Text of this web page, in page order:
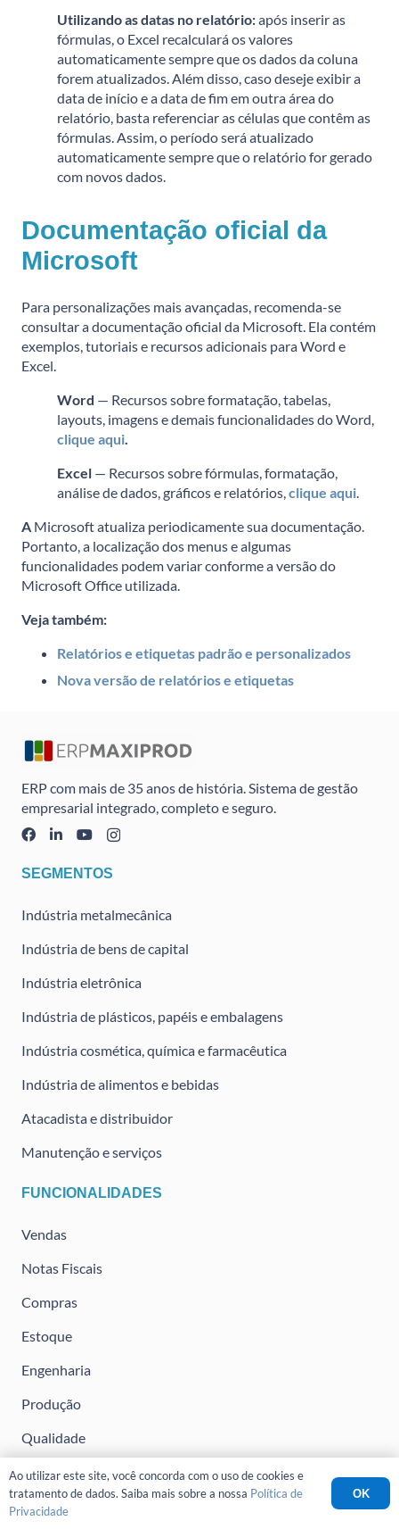
Utilizando as datas no relatório:após inserir as
fórmulas, o Excel recalculará os valores
automaticamente sempre que os dados da coluna
forem atualizados.Além disso, caso deseje exibir a
data de início e a data de fim em outra área do
relatório, basta referenciar as células que contêm as
fórmulas. Assim, o período será atualizado
automaticamente sempre que o relatório for gerado
com novos dados.
Documentação oficial da
Microsoft
Para personalizações mais avançadas, recomenda-se
consultar a documentação oficial da Microsoft. Ela contém
exemplos, tutoriais e recursos adicionais para Word e
Excel.
Word — Recursos sobre formatação, tabelas,
layouts, imagens e demais funcionalidades do Word,
clique aqui.
Excel — Recursos sobre fórmulas, formatação,
análise de dados, gráficos e relatórios,clique aqui.
A Microsoft atualiza periodicamente sua documentação.
Portanto, a localização dos menus e algumas
funcionalidades podem variar conforme a versão do
Microsoft Office utilizada.
Veja também:
Relatórios e etiquetas padrão e personalizados
Nova versão de relatórios e etiquetas
ERP com mais de 35 anos de história. Sistema de gestão
empresarial integrado, completo e seguro.
SEGMENTOS
Indústria metalmecânica
Indústria de bens de capital
Indústria eletrônica
Indústria de plásticos, papéis e embalagens
Indústria cosmética, química e farmacêutica
Indústria de alimentos e bebidas
Atacadista e distribuidor
Manutenção e serviços
FUNCIONALIDADES
Vendas
Notas Fiscais
Compras
Estoque
Engenharia
Produção
Qualidade
Financeiro
Fiscal
Ao utilizar este site, você concorda com o uso de cookies e
tratamento de dados. Saiba mais sobre a nossa Política de
Privacidade
OK